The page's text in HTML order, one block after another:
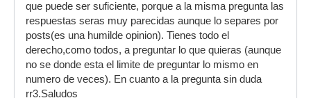
que puede ser suficiente, porque a la misma pregunta las
respuestas seras muy parecidas aunque lo separes por
posts(es una humilde opinion). Tienes todo el
derecho,como todos, a preguntar lo que quieras (aunque
no se donde esta el limite de preguntar lo mismo en
numero de veces). En cuanto a la pregunta sin duda
rr3.Saludos